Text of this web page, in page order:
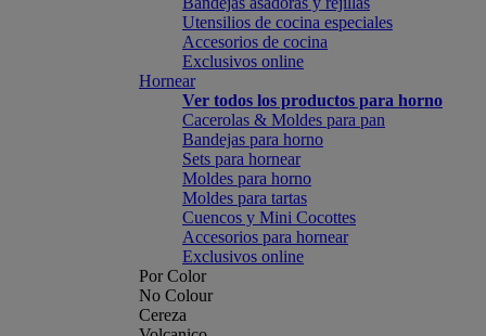
Utensilios de cocina especiales
Accesorios de cocina
Exclusivos online
Hornear
Ver todos los productos para horno
Cacerolas & Moldes para pan
Bandejas para horno
Sets para hornear
Moldes para horno
Moldes para tartas
Cuencos y Mini Cocottes
Accesorios para hornear
Exclusivos online
Por Color
No Colour
Cereza